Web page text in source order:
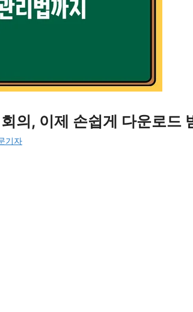
의, 이제 손쉽게 다운로드
기자